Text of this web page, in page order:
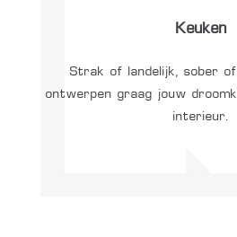
Keuken
Strak of landelijk, sober
ontwerpen graag jouw
interieur.